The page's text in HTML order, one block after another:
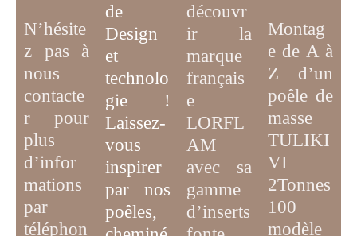
N’hésite
z pas à
nous
contacte
r pour
plus
d’infor
mations
par
téléphon
de
Design
et
technolo
gie !
Laissez-
vous
inspirer
par nos
poêles,
découvr
ir la
marque
français
e
LORFL
AM
avec sa
gamme
d’inserts
Montag
e de A à
Z d’un
poêle de
masse
TULIKI
VI
2Tonnes
100
modèle